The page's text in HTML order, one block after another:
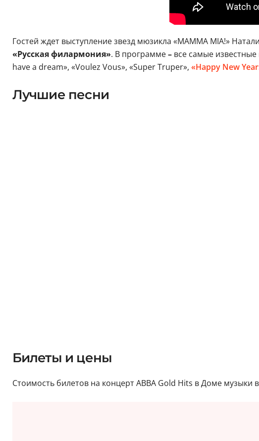
Гостей ждет выступление звезд мюзикла «MAMMA MIA!»
«Русская филармония». В программе–все самые известные
have a dream», «Voulez Vous», «Super Truper», «Happy New
Лучшие песни
Билеты и цены
Стоимость билетов на концерт ABBA Gold Hits в Доме музыки